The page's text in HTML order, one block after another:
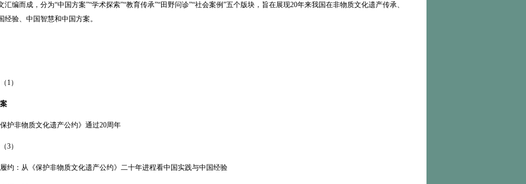
汇编而成，分为“中国方案”“学术探索”“教育传承”“田野问诊”“社会案例”五个版块，旨在展现20年来我国在非物质文化遗产传承、
经验、中国智慧和中国方案。
1）
护非物质文化遗产公约》通过20周年
3）
约：从《保护非物质文化遗产公约》二十年进程看中国实践与中国经验